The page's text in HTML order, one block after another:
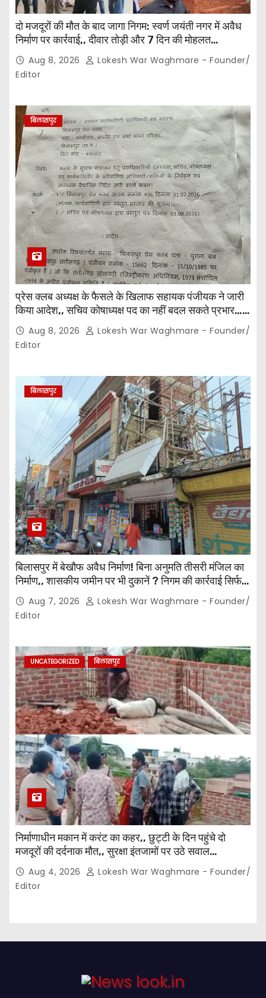
दो मजदूरों की मौत के बाद जागा निगम: स्वर्ण जयंती नगर में अवैध
निर्माण पर कार्रवाई,, दीवार तोड़ी और 7 दिन की मोहलत…
Aug 8, 2026
Lokesh War Waghmare - Founder/
Editor
बिलासपुर
प्रेस क्लब अध्यक्ष के फैसले के खिलाफ सहायक पंजीयक ने जारी
किया आदेश,, सचिव कोषाध्यक्ष पद का नहीं बदल सकते प्रभार…
पदाधिकारियों के बीच विवाद अब प्रशासनिक जांच और नियमों की
कसौटी तक पहुंचा…
Aug 8, 2026
Lokesh War Waghmare - Founder/
Editor
बिलासपुर
बिलासपुर में बेखौफ अवैध निर्माण! बिना अनुमति तीसरी मंजिल का
निर्माण,, शासकीय जमीन पर भी दुकानें ? निगम की कार्रवाई सिर्फ
नोटिस तक सीमित? मुख्य मार्ग पर नियमों की खुलेआम अनदेखी,
जिम्मेदार अधिकारियों की कार्यप्रणाली पर उठे सवाल…
Aug 7, 2026
Lokesh War Waghmare - Founder/
Editor
UNCATEGORIZED बिलासपुर
निर्माणाधीन मकान में करंट का कहर,, छुट्टी के दिन पहुंचे दो
मजदूरों की दर्दनाक मौत,, सुरक्षा इंतजामों पर उठे सवाल…
Aug 4, 2026
Lokesh War Waghmare - Founder/
Editor